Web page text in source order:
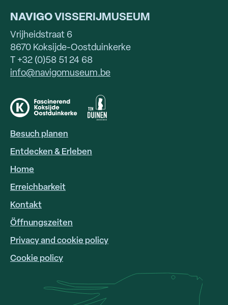
NAVIGO VISSERIJMUSEUM
Vrijheidstraat 6
8670 Koksijde-Oostduinkerke
T +32 (0)58 51 24 68
info@navigomuseum.be
HOOFDNAVIGATIE
DE
Besuch planen
Entdecken & Erleben
Home
FOOTER
LINKS
Erreichbarkeit
Kontakt
Öffnungszeiten
Privacy and cookie policy
Cookie policy